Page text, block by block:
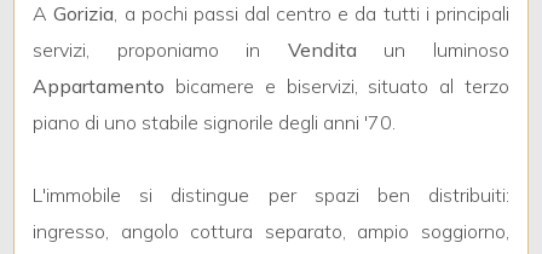
AGorizia, a pochi passi dal centro e da tutti i principali
servizi, proponiamo in Vendita un luminoso
Appartamento bicamere e biservizi, situato al terzo
piano di uno stabile signorile degli anni '70.
L'immobile si distingue per spazi ben distribuiti:
ingresso, angolo cottura separato, ampio soggiorno,
minimi